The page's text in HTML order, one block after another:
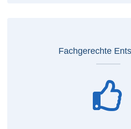
Fachgerechte